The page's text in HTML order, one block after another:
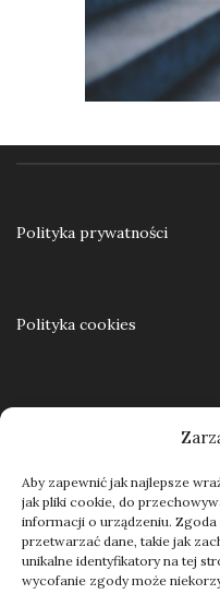
Aby zapewnić jak najlepsze
jak pliki cookie, do
informacji o urządzeniu.
przetwarzać dane, takie jak
unikalne identyfikatory na tej
wycofanie zgody może
Dodaj do koszyka
Polityka prywatności
Polityka cookies
Kontakt